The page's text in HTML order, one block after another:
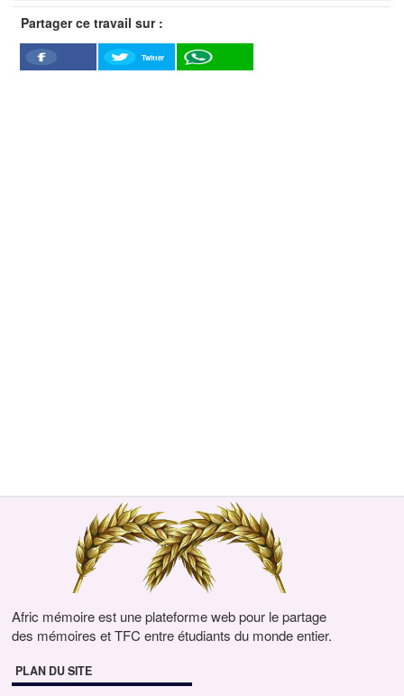
Partager ce travail sur :
Facebook
Twitter
Afric mémoire est une plateforme web pour le partage
des mémoires et TFC entre étudiants du monde entier.
PLAN DU SITE